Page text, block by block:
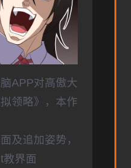
APP对高傲大
领略》，本作
及追加姿势，
教界面